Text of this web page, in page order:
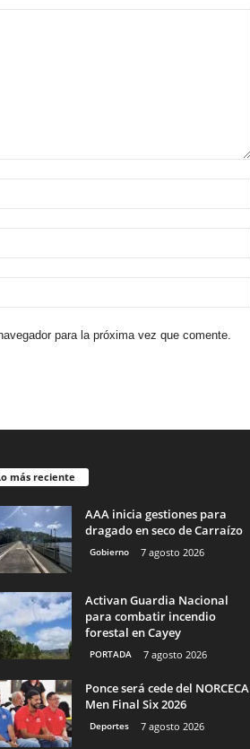
para la próxima vez que comente.
más reciente
AAA inicia gestiones para
dragado en seco de Carraízo
Gobierno 7 agosto 2026
Activan Guardia Nacional
para combatir incendio
forestal en Cayey
PORTADA 7 agosto 2026
Ponce será cede del NORCECA
Men Final Six 2026
Deportes 7 agosto 2026